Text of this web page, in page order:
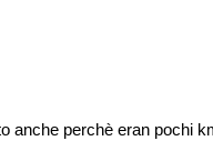
anche perchè eran pochi